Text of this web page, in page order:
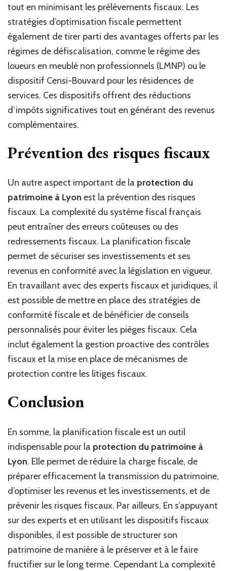
tout en minimisant les prélèvements fiscaux. Les
stratégies d’optimisation fiscale permettent
également de tirer parti des avantages offerts par les
régimes de défiscalisation, comme le régime des
loueurs en meublé non professionnels (LMNP) ou le
dispositif Censi-Bouvard pour les résidences de
services. Ces dispositifs offrent des réductions
d’impôts significatives tout en générant des revenus
complémentaires.
Prévention des risques fiscaux
Un autre aspect important de la protection du
patrimoine à Lyon est la prévention des risques
fiscaux. La complexité du système fiscal français
peut entraîner des erreurs coûteuses ou des
redressements fiscaux. La planification fiscale
permet de sécuriser ses investissements et ses
revenus en conformité avec la législation en vigueur.
En travaillant avec des experts fiscaux et juridiques, il
est possible de mettre en place des stratégies de
conformité fiscale et de bénéficier de conseils
personnalisés pour éviter les pièges fiscaux. Cela
inclut également la gestion proactive des contrôles
fiscaux et la mise en place de mécanismes de
protection contre les litiges fiscaux.
Conclusion
En somme, la planification fiscale est un outil
indispensable pour la protection du patrimoine à
Lyon. Elle permet de réduire la charge fiscale, de
préparer efficacement la transmission du patrimoine,
d’optimiser les revenus et les investissements, et de
prévenir les risques fiscaux. Par ailleurs, En s’appuyant
sur des experts et en utilisant les dispositifs fiscaux
disponibles, il est possible de structurer son
patrimoine de manière à le préserver et à le faire
fructifier sur le long terme. Cependant La complexité